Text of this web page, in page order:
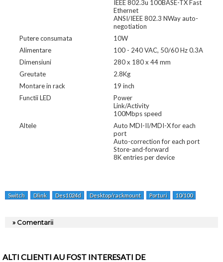
IEEE 802.3u 100BASE-TX Fast
Ethernet
ANSI/IEEE 802.3 NWay auto-
negotiation
Putere consumata
10W
Alimentare
100 - 240 VAC, 50/60 Hz 0.3A
Dimensiuni
280 x 180 x 44 mm
Greutate
2.8Kg
Montare in rack
19 inch
Functii LED
Power
Link/Activity
100Mbps speed
Altele
Auto MDI-II/MDI-X for each
port
Auto-correction for each port
Store-and-forward
8K entries per device
Switch Dlink Des1024d Desktop/rackmount Porturi 10/100
» Comentarii
ALTI CLIENTI AU FOST INTERESATI DE